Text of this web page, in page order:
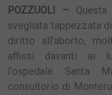
POZZUOLI –
svegliata tappezzata
diritto all’aborto,
affissi davanti ai
l’ospedale Santa
consultorio di